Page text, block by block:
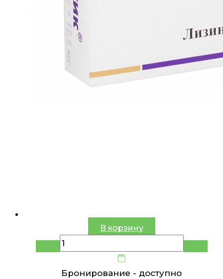
В корзину
Бронирование - доступно